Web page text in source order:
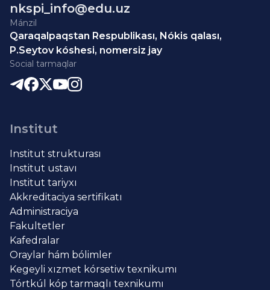
nkspi_info@edu.uz
Mánzil
Qaraqalpaqstan Respublikası, Nókis qalası,
P.Seytov kóshesi, nomersiz jay
Social tarmaqlar
Institut
Institut strukturası
Institut ustavı
Institut tariyxı
Akkreditaciya sertifikatı
Administraciya
Fakultetler
Kafedralar
Oraylar hám bólimler
Kegeyli xızmet kórsetiw texnikumı
Tórtkúl kóp tarmaqlı texnikumı